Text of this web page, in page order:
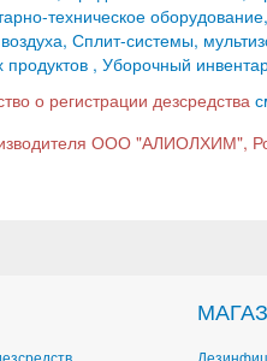
техническое
Сплит-системы,
, Уборочный
о регистрации дезсредства
ООО "АЛИОЛХИМ",